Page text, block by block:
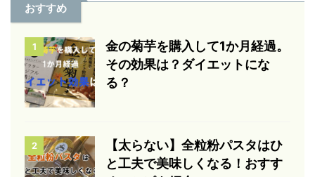
おすすめ
1
金の菊芋を購入して1か月経過。
その効果は？ダイエットにな
る？
2
【太らない】全粒粉パスタはひ
と工夫で美味しくなる！おすす